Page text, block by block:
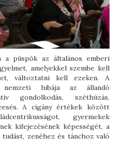
a püspök az általános emberi
amelyekkel szembe kell
változtatni kell ezeken. A
nemzeti hibája az állandó
gondolkodás, széthúzás,
A cigány értékek között
gyermekek
kifejezésének képességét, a
zenéhez és tánchoz való